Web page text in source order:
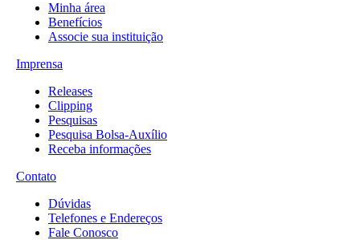
Minha área
Benefícios
Associe sua instituição
Imprensa
Releases
Clipping
Pesquisas
Pesquisa Bolsa-Auxílio
Receba informações
Contato
Dúvidas
Telefones e Endereços
Fale Conosco